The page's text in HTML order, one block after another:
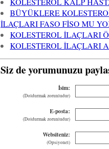
BÜYÜKLERE
İLAÇLARI FASO FİSO MU
KOLESTEROL İLAÇLARI
KOLESTEROL İLAÇLARI
Siz de yorumunuzu
İsim:
(Doldurmak zorunludur)
E-posta:
(Doldurmak zorunludur)
Websiteniz:
(Opsiyonel)